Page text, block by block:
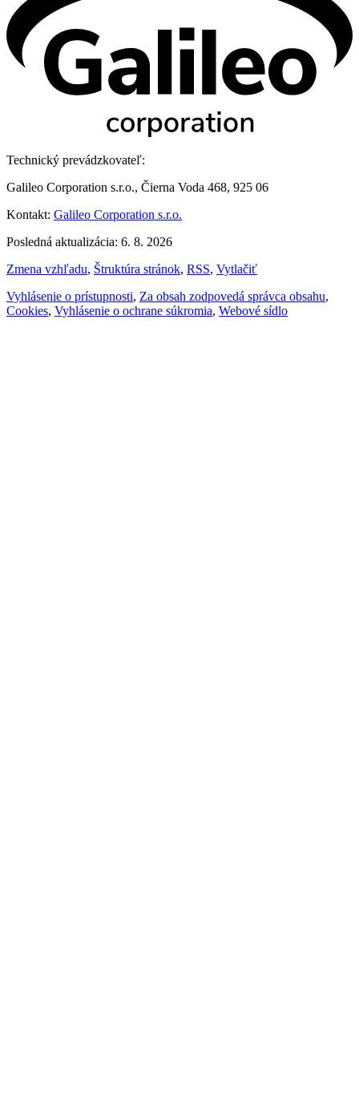
Technický prevádzkovateľ:
Galileo Corporation s.r.o., Čierna Voda 468, 925 06
Kontakt: Galileo Corporation s.r.o.
Posledná aktualizácia: 6. 8. 2026
Zmena vzhľadu, Štruktúra stránok, RSS, Vytlačiť
Vyhlásenie o prístupnosti, Za obsah zodpovedá správca obsahu,
Cookies, Vyhlásenie o ochrane súkromia, Webové sídlo